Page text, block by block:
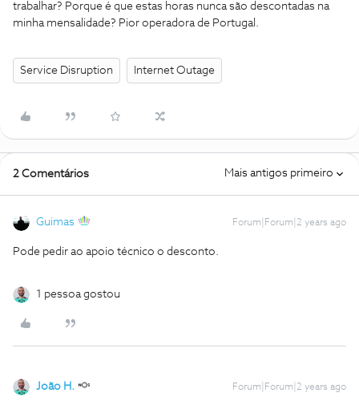
trabalhar? Porque é que estas horas nunca são descontadas na
minha mensalidade? Pior operadora de Portugal.
Service Disruption Internet Outage
2 Comentários Mais antigos primeiro
Guimas Forum|Forum|2 years ago
Pode pedir ao apoio técnico o desconto.
1 pessoa gostou
João H. Forum|Forum|2 years ago